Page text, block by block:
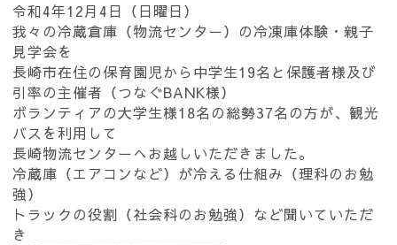
令和4年12月4日（日曜日）
我々の冷蔵倉庫（物流センター）の冷凍庫体験・親子
見学会を
長崎市在住の保育園児から中学生19名と保護者様及び
引率の主催者（つなぐBANK様）
ボランティアの大学生様18名の総勢37名の方が、観光
バスを利用して
長崎物流センターへお越しいただきました。
冷蔵庫（エアコンなど）が冷える仕組み（理科のお勉
強）
トラックの役割（社会科のお勉強）など聞いていただ
き